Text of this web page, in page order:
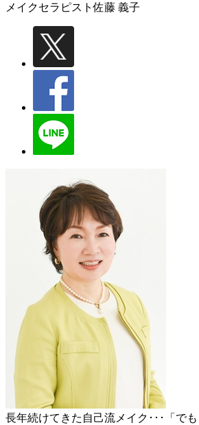
メイクセラピスト佐藤 義子
長年続けてきた自己流メイク･･･「で